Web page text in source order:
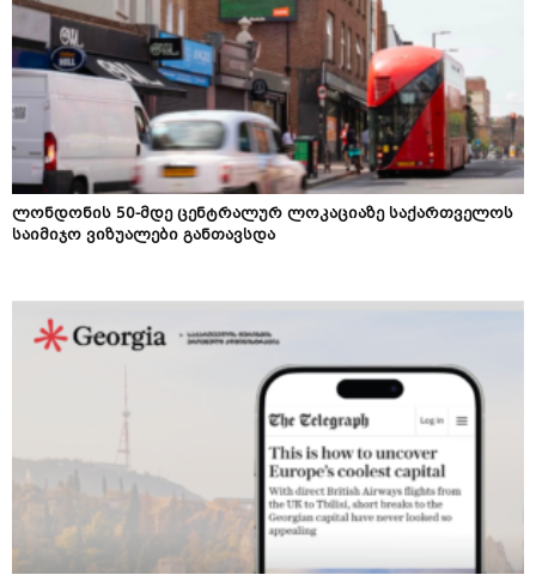
ლონდონის 50-მდე ცენტრალურ ლოკაციაზე საქართველოს
საიმიჯო ვიზუალები განთავსდა